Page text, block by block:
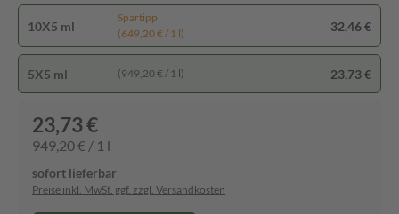
10X5 ml
Spartipp
(649,20 € / 1 l)
32,46 €
5X5 ml (949,20 € / 1 l) 23,73 €
23,73 €
949,20 € / 1 l
sofort lieferbar
Preise inkl. MwSt. ggf. zzgl. Versandkosten